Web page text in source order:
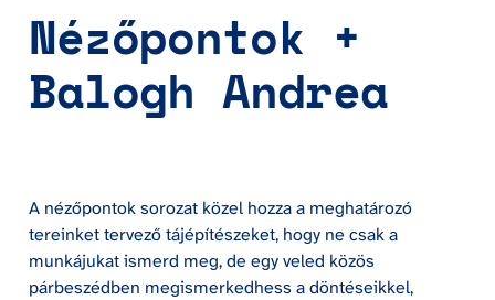
Nézőpontok +
Balogh Andrea
A nézőpontok sorozat közel hozza a meghatározó
tereinket tervező tájépítészeket, hogy ne csak a
munkájukat ismerd meg, de egy veled közös
párbeszédben megismerkedhess a döntéseikkel,